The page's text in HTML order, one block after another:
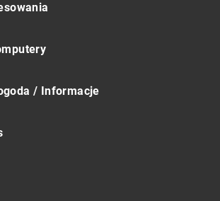
/ Informacje